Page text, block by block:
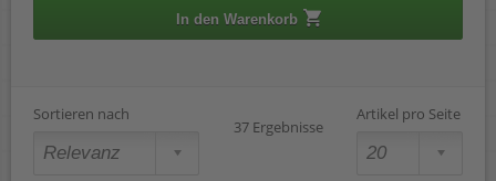
In den Warenkorb
Sortieren nach
37 Ergebnisse
Artikel pro Seite